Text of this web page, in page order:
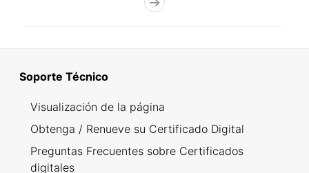
Soporte Técnico
Visualización de la página
Obtenga / Renueve su Certificado Digital
Preguntas Frecuentes sobre Certificados
digitales